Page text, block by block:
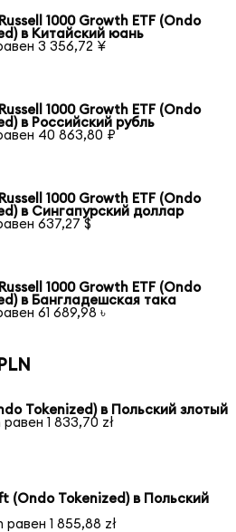
1000 Growth ETF (Ondo
в Китайский юань
3 356,72 ¥
1000 Growth ETF (Ondo
в Российский рубль
40 863,80 ₽
1000 Growth ETF (Ondo
в Сингапурский доллар
637,27 $
1000 Growth ETF (Ondo
в Бангладешская така
61 689,98 ৳
Tokenized) в Польский злотый
равен 1 833,70 zł
(Ondo Tokenized) в Польский
равен 1 855,88 zł